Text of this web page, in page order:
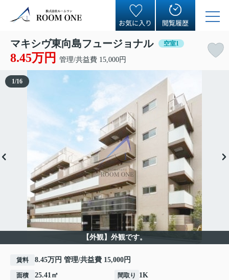
お気に入り 閲覧履歴
マキシヴ東向島フュージョナル 空室1
8.45万円 管理/共益費 15,000円
【外観】外観です。
1/16
賃料 8.45万円 管理/共益費 15,000円
面積 25.41㎡ 間取り 1K